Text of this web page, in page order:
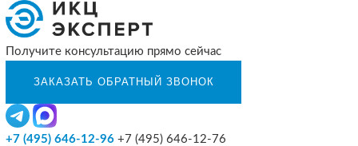
Получите консультацию прямо сейчас
+7 (495) 646-12-96 +7 (495) 646-12-76